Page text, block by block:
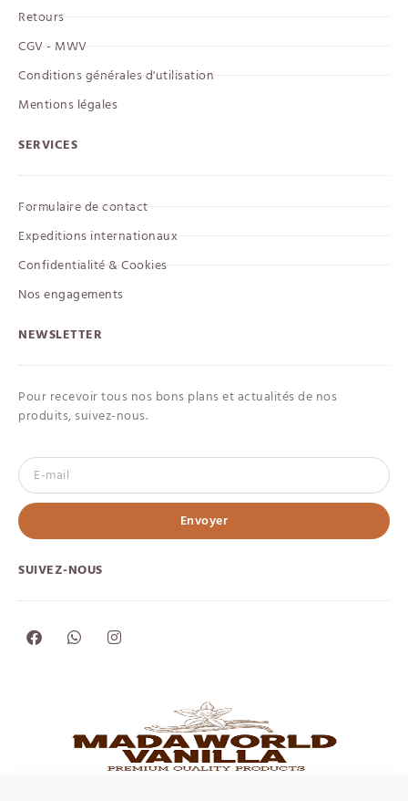
Retours
CGV - MWV
Conditions générales d'utilisation
Mentions légales
SERVICES
Formulaire de contact
Expeditions internationaux
Confidentialité & Cookies
Nos engagements
NEWSLETTER
Pour recevoir tous nos bons plans et actualités de nos
produits, suivez-nous.
Envoyer
SUIVEZ-NOUS